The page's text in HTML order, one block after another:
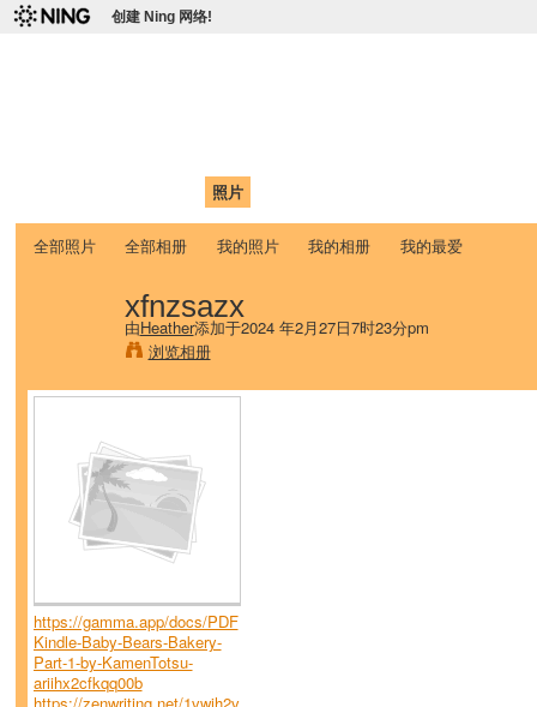
创建 Ning 网络!
照片
全部照片 全部相册 我的照片 我的相册 我的最爱
xfnzsazx
由Heather添加于2024 年2月27日7时23分pm
浏览相册
https://gamma.app/docs/PDF
Kindle-Baby-Bears-Bakery-
Part-1-by-KamenTotsu-
ariihx2cfkqq00b